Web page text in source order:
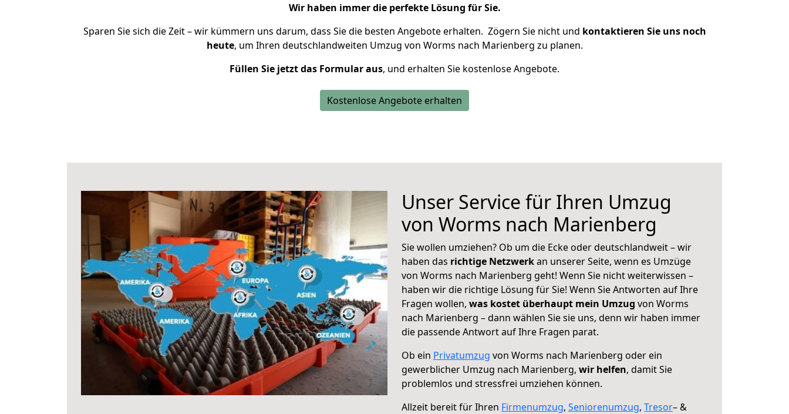
Wir haben immer die perfekte Lösung für Sie.
Sparen Sie sich die Zeit – wir kümmern uns darum, dass Sie die besten Angebote erhalten. Zögern Sie nicht und kontaktieren Sie uns noch
heute, um Ihren deutschlandweiten Umzug von Worms nach Marienberg zu planen.
Füllen Sie jetzt das Formular aus, und erhalten Sie kostenlose Angebote.
Kostenlose Angebote erhalten
Unser Service für Ihren Umzug
von Worms nach Marienberg
Sie wollen umziehen? Ob um die Ecke oder deutschlandweit – wir
haben das richtige Netzwerkan unserer Seite, wenn es Umzüge
von Worms nach Marienberg geht! Wenn Sie nicht weiterwissen –
haben wir die richtige Lösung für Sie! Wenn Sie Antworten auf Ihre
Fragen wollen, was kostet überhaupt mein Umzug von Worms
nach Marienberg – dann wählen Sie sie uns, denn wir haben immer
die passende Antwort auf Ihre Fragen parat.
Ob ein Privatumzug von Worms nach Marienberg oder ein
gewerblicher Umzug nach Marienberg, wir helfen, damit Sie
problemlos und stressfrei umziehen können.
Allzeit bereit für Ihren Firmenumzug, Seniorenumzug, Tresor– &